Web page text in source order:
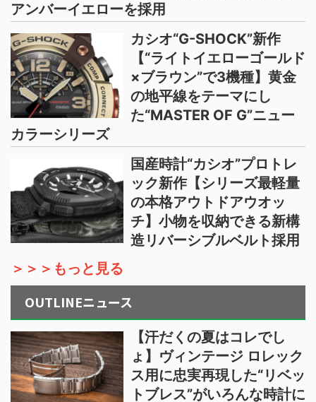
アンバーイエローを採用
カシオ“G-SHOCK”新作
【“ライトイエローゴールド
×ブラウン”で3機種】黄金
の地平線をテーマにし
た“MASTER OF G”ニュー
カラーシリーズ
国産時計“カシオ”プロトレ
ック新作【シリーズ最軽量
の本格アウトドアウオッ
チ】小物を収納できる新構
造リバーシブルベルト採用
＞＞＞もっと見る
OUTLINEニュース
【汗だくの夏はコレでし
ょ】ヴィンテージ ロレック
ス用に忠実再現した“リベッ
トブレス”がいろんな時計に